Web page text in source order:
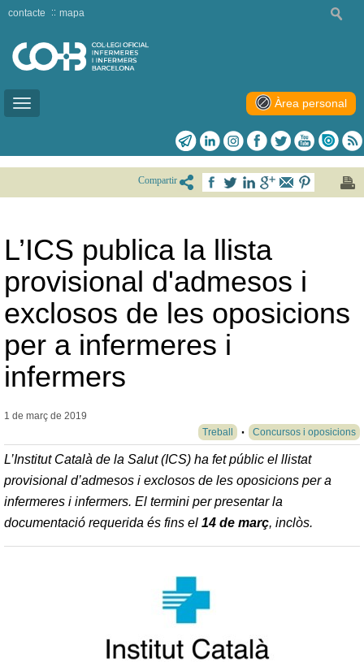
Toggle
contacte mapa
Àrea personal
Compartir
L’ICS publica la llista
provisional d'admesos i
exclosos de les oposicions
per a infermeres i
infermers
1 de març de 2019
Treball
Concursos i oposicions
L’Institut Català de la Salut (ICS) ha fet públic el llistat
provisional d’admesos i exclosos de les oposicions per a
infermeres i infermers. El termini per presentar la
documentació requerida és fins el 14 de març, inclòs.